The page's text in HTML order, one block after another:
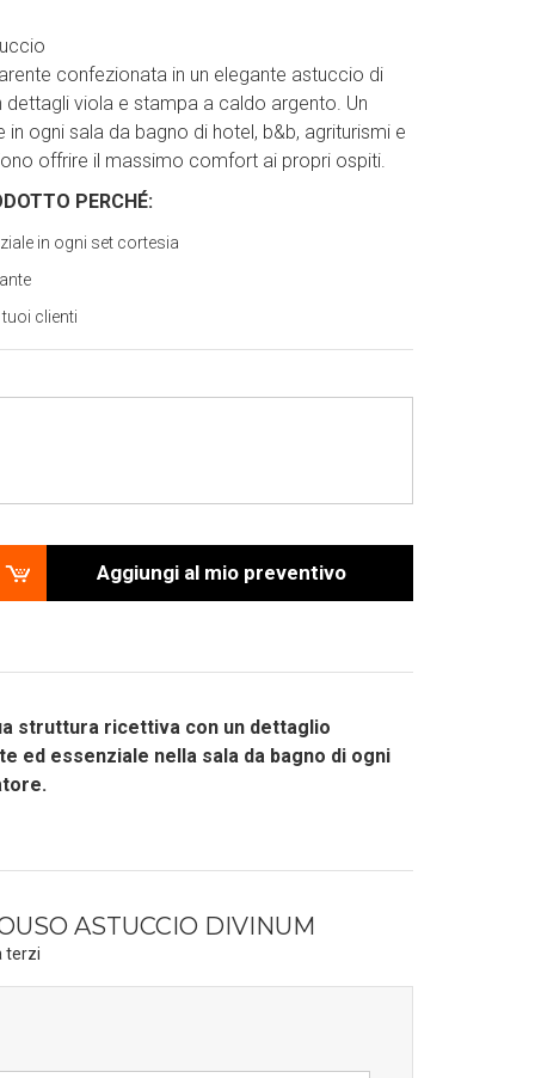
confezionata in un elegante astuccio di
viola e stampa a caldo argento. Un
ogni sala da bagno di hotel, b&b, agriturismi e
offrire il massimo comfort ai propri ospiti.
PERCHÉ:
in ogni set cortesia
clienti
Aggiungi al mio preventivo
struttura ricettiva con un dettaglio
ed essenziale nella sala da bagno di ogni
ASTUCCIO DIVINUM
terzi